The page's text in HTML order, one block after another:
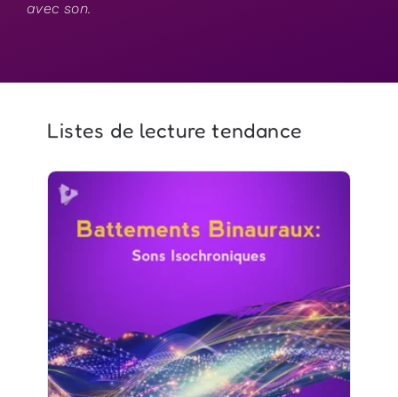
avec son.
Listes de lecture tendance
Battements Binauraux: Sons
Isochroniques
Jouer